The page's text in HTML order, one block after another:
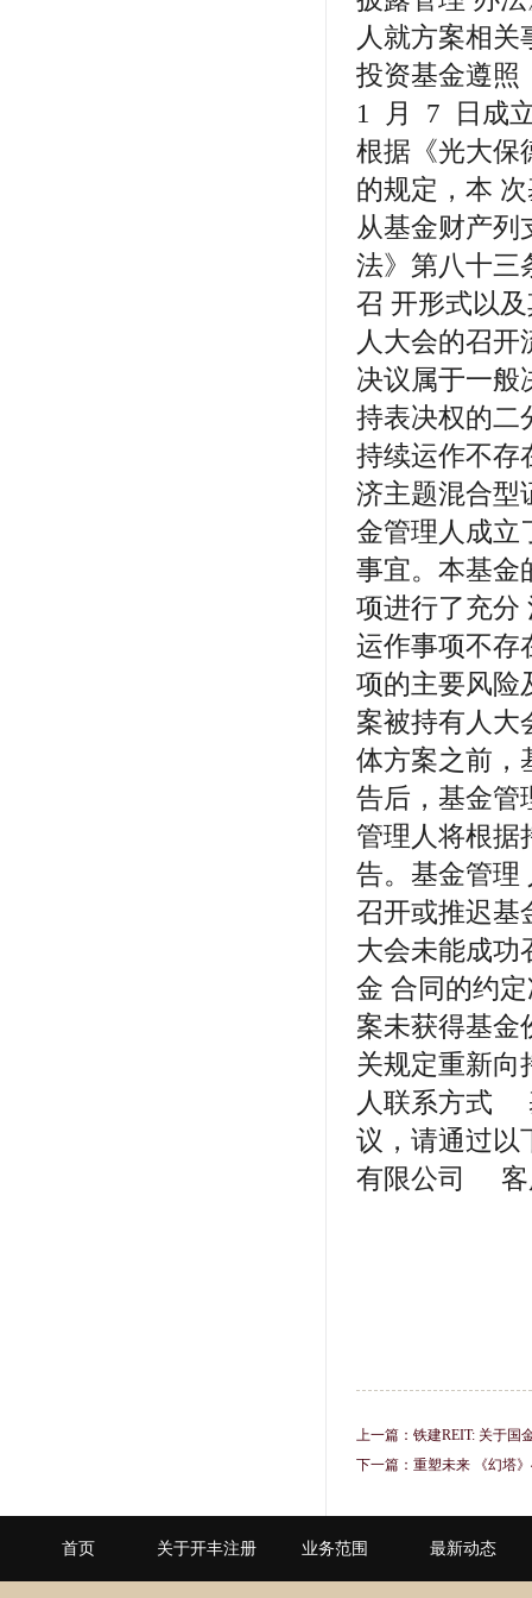
人就方案相
投资基金遵
1 月 7 日成
根据《光大保
的规定，本
从基金财产
法》第八十三
召 开形式以
人大会的召
决议属于一般
持表决权的
持续运作不
济主题混合型
金管理人成立
事宜。本基金
项进行了充
运作事项不
项的主要风
案被持有人
体方案之前，
告后，基金管
管理人将根据
告。基金管理
召开或推迟
大会未能成功
金 合同的约
案未获得基金
关规定重新
人联系方式
议，请通过
有限公司 客
上一篇： 铁建REIT: 关于国
资基金召开2024年中期业
下一篇： 重塑未来 《幻塔
首页 关于开丰注册 业务范围 最新动态